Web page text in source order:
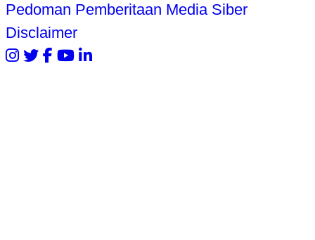
Pedoman Pemberitaan Media Siber
Disclaimer